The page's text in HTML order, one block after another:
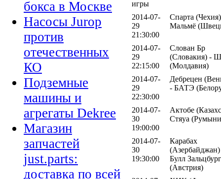
бокса в Москве
Насосы Jurop
против
отечественных
КО
Подземные
машины и
агрегаты Dekree
Магазин
запчастей
just.parts:
доставка по всей
игры
2014-07-
29
21:30:00
Спарта
Мальмё
2014-07-
29
22:15:00
Слован Бр
(Словакия) -
(Молдавия)
2014-07-
29
22:30:00
Дебрецен
- БАТЭ
2014-07-
30
19:00:00
Актобе
Стяуа
2014-07-
30
19:30:00
Карабах
Булл Зальцбург
(Австрия)